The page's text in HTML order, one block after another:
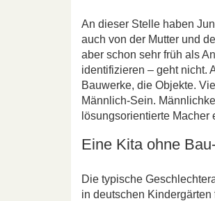
An dieser Stelle haben
auch von der Mutter und
aber schon sehr früh als
identifizieren – geht nicht.
Bauwerke, die Objekte.
Männlich-Sein.
lösungsorientierte Macher
Eine Kita ohne
Die typische
in deutschen